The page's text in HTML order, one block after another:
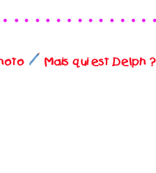
Mais qui est Delph ?